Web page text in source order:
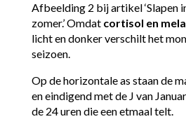
Afbeelding 2 bij artikel ‘Slapen
zomer.’ Omdat cortisol en
licht en donker verschilt het
seizoen.
Op de horizontale as staan de
en eindigend met de J van
de 24 uren die een etmaal telt.